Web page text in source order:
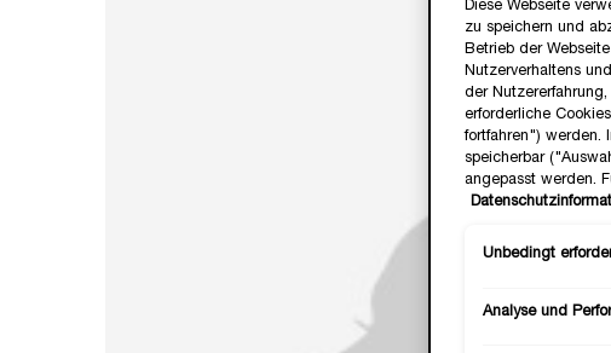
Diese Webseite
zu speichern und
Betrieb der
Nutzerverhaltens
der
erforderliche
fortfahren") werden.
speicherbar
angepasst werden.
Unbedingt
Analyse und